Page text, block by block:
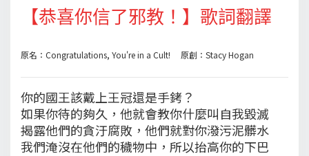
【恭喜你信了邪教！】歌詞翻譯
原名：Congratulations, You're in a Cult! 原創：Stacy Hogan
你的國王該戴上王冠還是手銬？
如果你待的夠久，他就會教你什麼叫自我毀滅
揭露他們的貪汙腐敗，他們就對你潑污泥髒水
我們淹沒在他們的穢物中，所以抬高你的下巴